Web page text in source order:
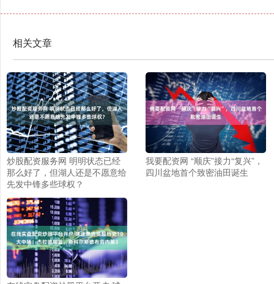
相关文章
炒股配资服务网 明明状态已经
那么好了，但湖人还是不愿意给
先发中锋多些球权？
我要配资网 “顺庆”接力“复兴”，
四川盆地首个致密油田诞生